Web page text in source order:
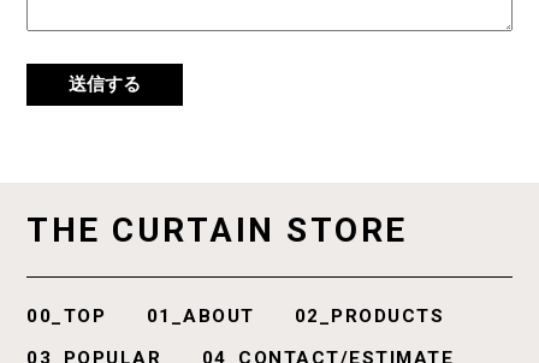
THE CURTAIN STORE
00_TOP 01_ABOUT
02_PRODUCTS
03_POPULAR
04_CONTACT/ESTIMATE